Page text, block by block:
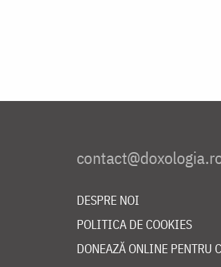
DESPRE NOI
POLITICA DE COOKIES
DONEAZĂ ONLINE PENTRU